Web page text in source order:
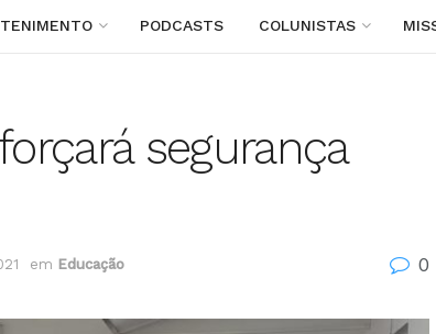
PODCASTS COLUNISTAS
segurança
em Educação 0